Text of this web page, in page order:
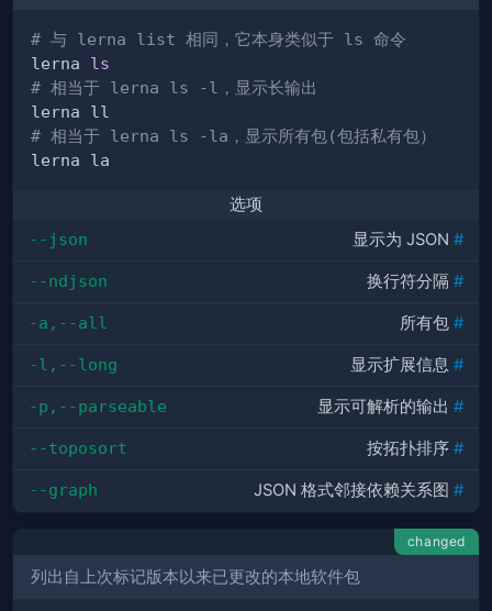
# 与 lerna list 相同，它本身类似于 ls 命令
lerna ls
# 相当于 lerna ls -l，显示长输出
# 相当于 lerna ls -la，显示所有包(包括私有包）
选项
--json 显示为 JSON #
--ndjson 换行符分隔 #
-a,--all 所有包 #
-l,--long 显示扩展信息 #
-p,--parseable 显示可解析的输出 #
--toposort 按拓扑排序 #
--graph JSON 格式邻接依赖关系图 #
changed
列出自上次标记版本以来已更改的本地软件包